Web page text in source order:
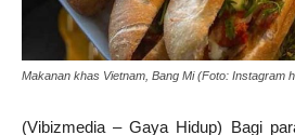
Makanan khas Vietnam, Bang Mi (Foto: Instagram
(Vibizmedia – Gaya Hidup) Bagi